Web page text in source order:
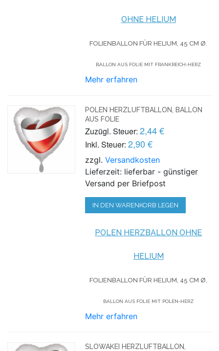
OHNE HELIUM
FOLIENBALLON FÜR HELIUM, 45 CM Ø.
BALLON AUS FOLIE MIT FRANKREICH-HERZ
Mehr erfahren
POLEN HERZLUFTBALLON, BALLON
AUS FOLIE
Zuzügl. Steuer: 2,44 €
Inkl. Steuer: 2,90 €
zzgl.Versandkosten
Lieferzeit: lieferbar - günstiger
Versand per Briefpost
IN DEN WARENKORB LEGEN
POLEN HERZBALLON OHNE
HELIUM
FOLIENBALLON FÜR HELIUM, 45 CM Ø.
BALLON AUS FOLIE MIT POLEN-HERZ
Mehr erfahren
SLOWAKEI HERZLUFTBALLON,